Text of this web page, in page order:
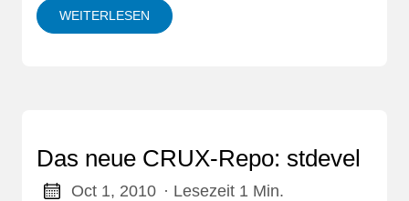
WEITERLESEN
Das neue CRUX-Repo: stdevel
Oct 1, 2010 · Lesezeit 1 Min.